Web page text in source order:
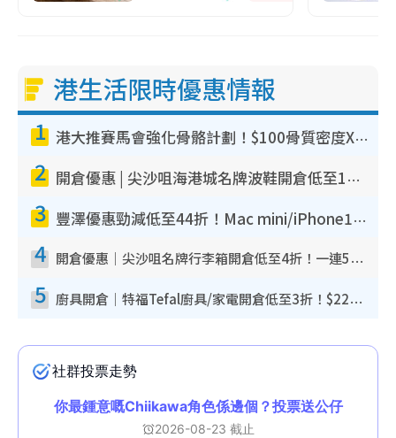
港生活限時優惠情報
1 港大推賽馬會強化骨骼計劃！$100骨質密度X光檢查 完成免費運動訓練送超市禮券！附參加資格
2 開倉優惠 | 尖沙咀海港城名牌波鞋開倉低至1折！On鞋$899起／Joy&Peace鞋履$98起
3 豐澤優惠勁減低至44折！Mac mini/iPhone17Pro大減價！廚房家電$220起
4 開倉優惠｜尖沙咀名牌行李箱開倉低至4折！一連5日 American Tourister/ace./Hallmark $200起！
5 廚具開倉｜特福Tefal廚具/家電開倉低至3折！$220起買平底鍋/炒鑊/湯煲！電飯煲/吸塵機/燙斗$418起